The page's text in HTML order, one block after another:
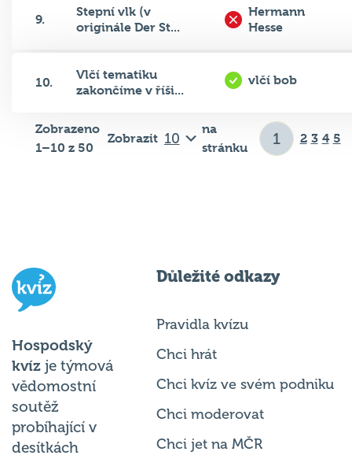
9.
Stepní vlk (v
originále Der St...
Hermann
Hesse
10.
Vlčí tematiku
zakončíme v říši...
vlčí bob
Zobrazeno
1–10 z 50
Zobrazit
na
stránku
2 3 4 5
Hospodský
kvíz je týmová
vědomostní
soutěž
probíhající v
desítkách
Důležité odkazy
Pravidla kvízu
Chci hrát
Chci kvíz ve svém podniku
Chci moderovat
Chci jet na MČR